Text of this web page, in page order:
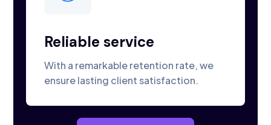
Reliable service
With a remarkable retention rate, we
ensure lasting client satisfaction.